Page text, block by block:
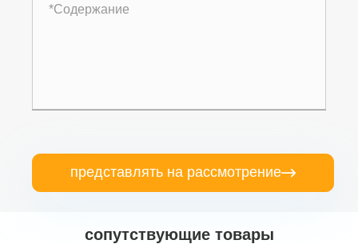
представлять на рассмотрение
сопутствующие товары